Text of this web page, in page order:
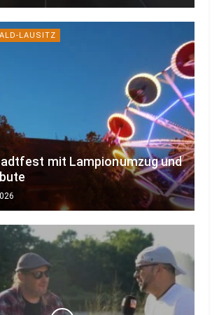
LAUSITZ
mit Lampionumzug und